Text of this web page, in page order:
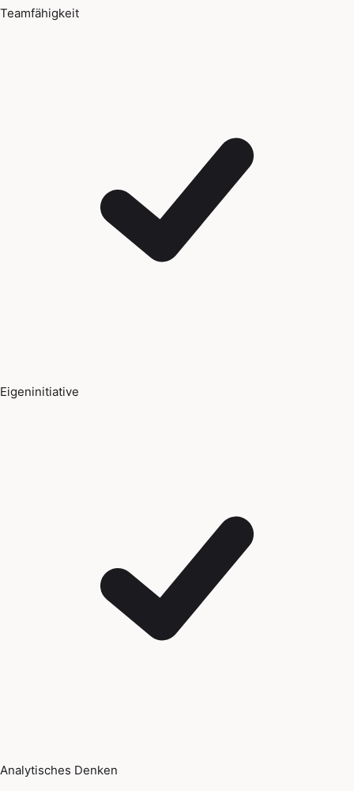
Teamfähigkeit
Eigeninitiative
Analytisches Denken